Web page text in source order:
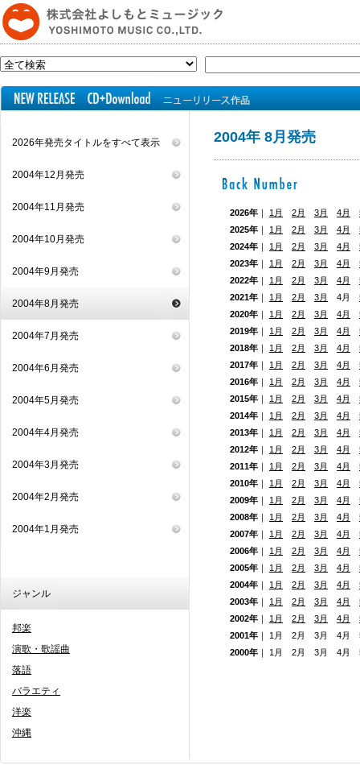
2026年発売タイトルをすべて表示
2004年12月発売
2004年11月発売
2004年10月発売
2004年9月発売
2004年8月発売
2004年7月発売
2004年6月発売
2004年5月発売
2004年4月発売
2004年3月発売
2004年2月発売
2004年1月発売
ジャンル
邦楽
演歌・歌謡曲
落語
バラエティ
洋楽
沖縄
2004年 8月発売
2026年 ｜ 1月 2月 3月 4月
2025年 ｜ 1月 2月 3月 4月
2024年 ｜ 1月 2月 3月 4月
2023年 ｜ 1月 2月 3月 4月
2022年 ｜ 1月 2月 3月 4月
2021年 ｜ 1月 2月 3月 4月
2020年 ｜ 1月 2月 3月 4月
2019年 ｜ 1月 2月 3月 4月
2018年 ｜ 1月 2月 3月 4月
2017年 ｜ 1月 2月 3月 4月
2016年 ｜ 1月 2月 3月 4月
2015年 ｜ 1月 2月 3月 4月
2014年 ｜ 1月 2月 3月 4月
2013年 ｜ 1月 2月 3月 4月
2012年 ｜ 1月 2月 3月 4月
2011年 ｜ 1月 2月 3月 4月
2010年 ｜ 1月 2月 3月 4月
2009年 ｜ 1月 2月 3月 4月
2008年 ｜ 1月 2月 3月 4月
2007年 ｜ 1月 2月 3月 4月
2006年 ｜ 1月 2月 3月 4月
2005年 ｜ 1月 2月 3月 4月
2004年 ｜ 1月 2月 3月 4月
2003年 ｜ 1月 2月 3月 4月
2002年 ｜ 1月 2月 3月 4月
2001年 ｜ 1月 2月 3月 4
2000年 ｜ 1月 2月 3月 4